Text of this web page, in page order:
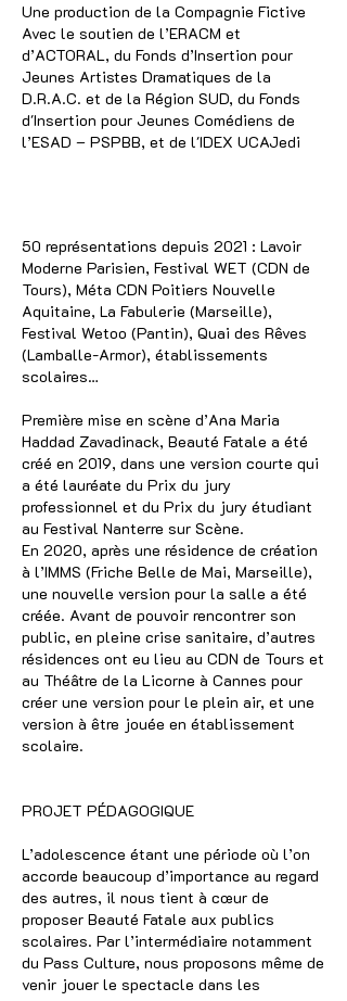
Une production de la Compagnie Fictive
Avec le soutien de l’ERACM et
d’ACTORAL, du Fonds d’Insertion pour
Jeunes Artistes Dramatiques de la
D.R.A.C. et de la Région SUD, du Fonds
d'Insertion pour Jeunes Comédiens de
l’ESAD – PSPBB, et de l'IDEX UCAJedi
50 représentations depuis 2021 : Lavoir
Moderne Parisien, Festival WET (CDN de
Tours), Méta CDN Poitiers Nouvelle
Aquitaine, La Fabulerie (Marseille),
Festival Wetoo (Pantin), Quai des Rêves
(Lamballe-Armor), établissements
scolaires…
Première mise en scène d’Ana Maria
Haddad Zavadinack, Beauté Fatale a été
créé en 2019, dans une version courte qui
a été lauréate du Prix du jury
professionnel et du Prix du jury étudiant
au Festival Nanterre sur Scène.
En 2020, après une résidence de création
à l’IMMS (Friche Belle de Mai, Marseille),
une nouvelle version pour la salle a été
créée. Avant de pouvoir rencontrer son
public, en pleine crise sanitaire, d’autres
résidences ont eu lieu au CDN de Tours et
au Théâtre de la Licorne à Cannes pour
créer une version pour le plein air, et une
version à être jouée en établissement
scolaire.
PROJET PÉDAGOGIQUE
L’adolescence étant une période où l’on
accorde beaucoup d’importance au regard
des autres, il nous tient à cœur de
proposer Beauté Fatale aux publics
scolaires. Par l’intermédiaire notamment
du Pass Culture, nous proposons même de
venir jouer le spectacle dans les